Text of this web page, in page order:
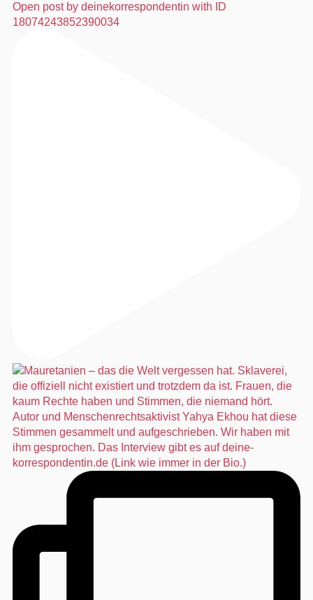
Open post by deinekorrespondentin with ID
18074243852390034